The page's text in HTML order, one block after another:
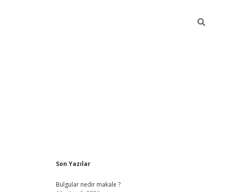
Sidebar
Son Yazılar
Bulgular nedir makale ?